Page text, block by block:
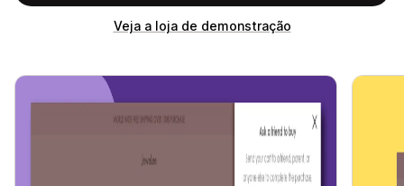
Veja a loja de demonstração